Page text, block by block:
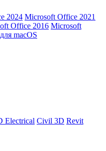
2024 Microsoft Office 2021
Office 2016 Microsoft
macOS
Electrical Civil 3D Revit